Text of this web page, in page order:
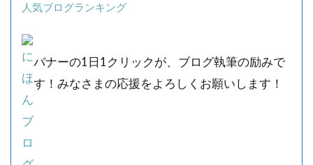
人気ブログランキング
バナーの1日1クリックが、ブログ執筆の励みで
す！みなさまの応援をよろしくお願いします！